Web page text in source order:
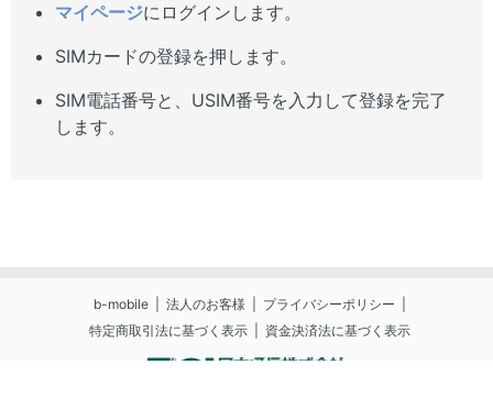
マイページにログインします。
SIMカードの登録を押します。
SIM電話番号と、USIM番号を入力して登録を完了
します。
b-mobile 法人のお客様
プライバシーポリシー
特定商取引法に基づく表示
資金決済法に基づく表示